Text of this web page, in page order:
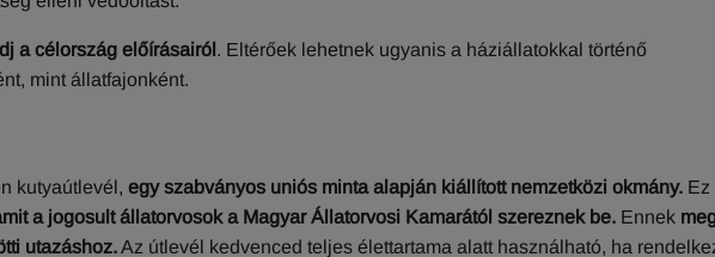
a célország előírásairól . Eltérőek lehetnek ugyanis a háziállatokkal történő
mint állatfajonként.
kutyaútlevél, egy szabványos uniós minta alapján kiállított nemzetközi okmány. Ez
a jogosult állatorvosok a Magyar Állatorvosi Kamarától szereznek be. Ennek
utazáshoz.Az útlevél kedvenced teljes élettartama alatt használható, ha